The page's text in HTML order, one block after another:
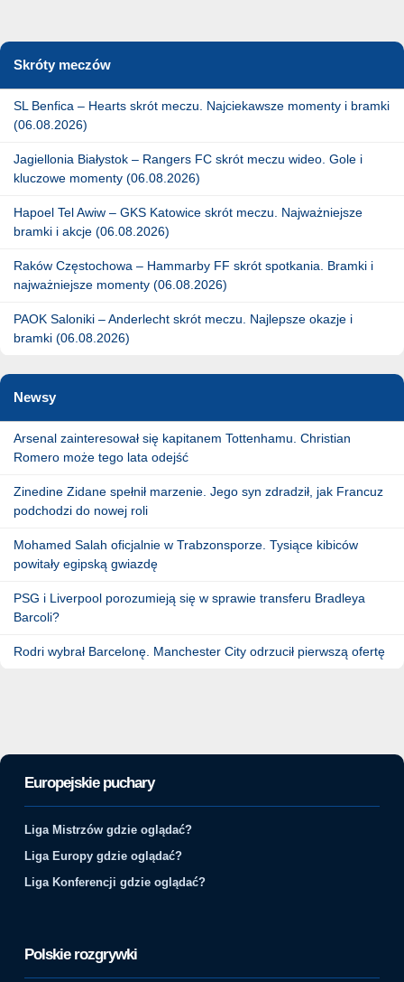
Skróty meczów
SL Benfica – Hearts skrót meczu. Najciekawsze momenty i bramki
(06.08.2026)
Jagiellonia Białystok – Rangers FC skrót meczu wideo. Gole i
kluczowe momenty (06.08.2026)
Hapoel Tel Awiw – GKS Katowice skrót meczu. Najważniejsze
bramki i akcje (06.08.2026)
Raków Częstochowa – Hammarby FF skrót spotkania. Bramki i
najważniejsze momenty (06.08.2026)
PAOK Saloniki – Anderlecht skrót meczu. Najlepsze okazje i
bramki (06.08.2026)
Newsy
Arsenal zainteresował się kapitanem Tottenhamu. Christian
Romero może tego lata odejść
Zinedine Zidane spełnił marzenie. Jego syn zdradził, jak Francuz
podchodzi do nowej roli
Mohamed Salah oficjalnie w Trabzonsporze. Tysiące kibiców
powitały egipską gwiazdę
PSG i Liverpool porozumieją się w sprawie transferu Bradleya
Barcoli?
Rodri wybrał Barcelonę. Manchester City odrzucił pierwszą ofertę
Europejskie puchary
Liga Mistrzów gdzie oglądać?
Liga Europy gdzie oglądać?
Liga Konferencji gdzie oglądać?
Polskie rozgrywki